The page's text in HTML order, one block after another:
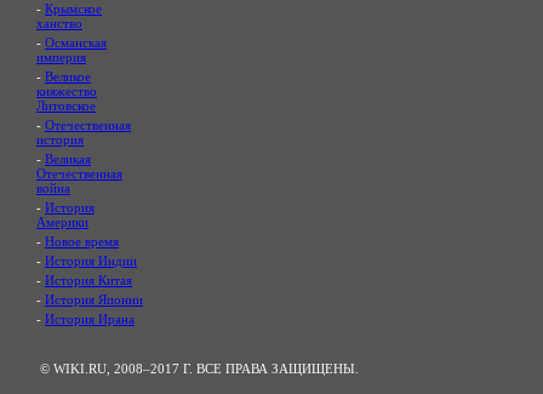
- Крымское
ханство
- Османская
империя
- Великое
княжество
Литовское
- Отечественная
история
- Великая
Отечественная
война
- История
Америки
- Новое время
- История Индии
- История Китая
- История Японии
- История Ирана
© WIKI.RU, 2008–2017 Г. ВСЕ ПРАВА ЗАЩИЩЕНЫ.